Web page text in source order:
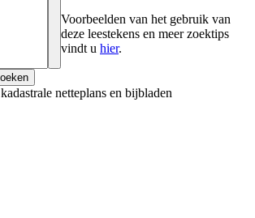
Voorbeelden van het gebruik van
deze leestekens en meer zoektips
vindt u hier.
netteplans en bijbladen